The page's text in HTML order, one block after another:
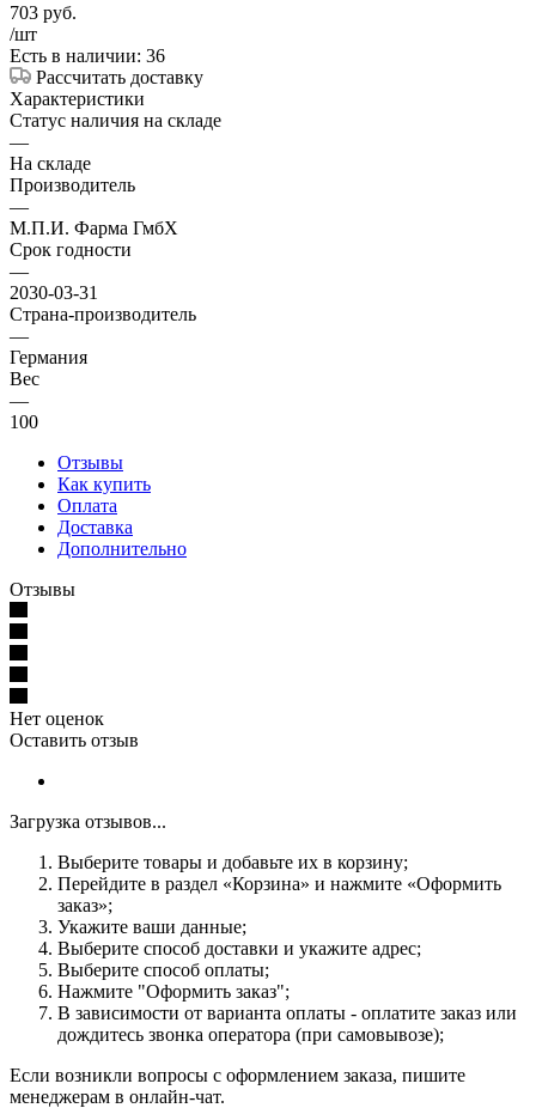
703 руб.
/шт
Есть в наличии: 36
Рассчитать доставку
Характеристики
Статус наличия на складе
—
На складе
Производитель
—
М.П.И. Фарма ГмбХ
Срок годности
—
2030-03-31
Страна-производитель
—
Германия
Вес
—
100
Отзывы
Как купить
Оплата
Доставка
Дополнительно
Отзывы
Нет оценок
Оставить отзыв
Загрузка отзывов...
Выберите товары и добавьте их в корзину;
Перейдите в раздел «Корзина» и нажмите «Оформить
заказ»;
Укажите ваши данные;
Выберите способ доставки и укажите адрес;
Выберите способ оплаты;
Нажмите "Оформить заказ";
В зависимости от варианта оплаты - оплатите заказ или
дождитесь звонка оператора (при самовывозе);
Если возникли вопросы с оформлением заказа, пишите
менеджерам в онлайн-чат.